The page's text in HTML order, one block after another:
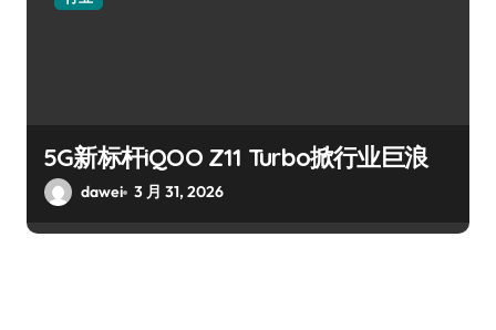
5G新标杆iQOO Z11 Turbo掀行业巨浪
dawei 3 月 31, 2026